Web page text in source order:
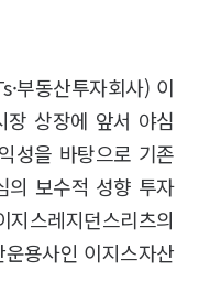
부동산투자회사) 이
장 상장에 앞서 야심
성을 바탕으로 기존
의 보수적 성향 투자
스레지던스리츠의
용사인 이지스자산